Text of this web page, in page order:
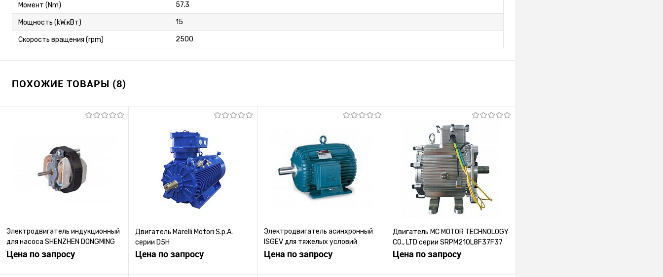
Момент (Nm) 57,3
Мощность (kW,кВт) 15
Скорость вращения (rpm) 2500
ПОХОЖИЕ ТОВАРЫ (8)
Электродвигатель индукционный
для насоса SHENZHEN DONGMING
MOTOR ELECTRIC серии SP58
Цена по запросу
Двигатель Marelli Motori S.p.A.
серии D5H
Цена по запросу
Электродвигатель асинхронный
ISGEV для тяжелых условий
применения
Цена по запросу
Двигатель MC MOTOR TECHNOLOGY
CO., LTD серии SRPM210L8F37F37
Цена по запросу